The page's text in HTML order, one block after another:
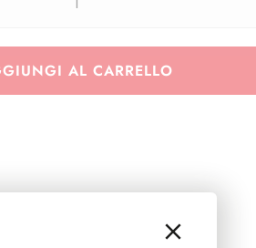
2006
2009
AL CARRELLO